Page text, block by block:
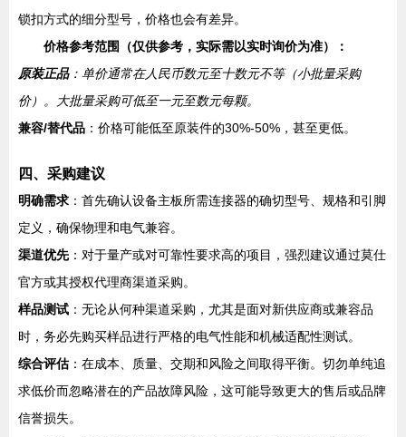
锁扣方式的细分型号，价格也会有差异。
价格参考范围（仅供参考，实际需以实时询价为准）：
原装正品：单价通常在人民币数元至十数元不等（小批量采购
价）。大批量采购可低至一元至数元每颗。
兼容/替代品 ：价格可能低至原装件的30%-50%，甚至更低。
四、采购建议
明确需求 ：首先确认设备主板所需连接器的确切型号、规格和引脚
定义，确保物理和电气兼容。
渠道优先：对于量产或对可靠性要求高的项目，强烈建议通过莫仕
官方或其授权代理商渠道采购。
样品测试 ：无论从何种渠道采购，尤其是面对新供应商或兼容品
时，务必先购买样品进行严格的电气性能和机械适配性测试。
综合评估：在成本、质量、交期和风险之间取得平衡。切勿单纯追
求低价而忽略潜在的产品故障风险，这可能导致更大的售后或品牌
信誉损失。